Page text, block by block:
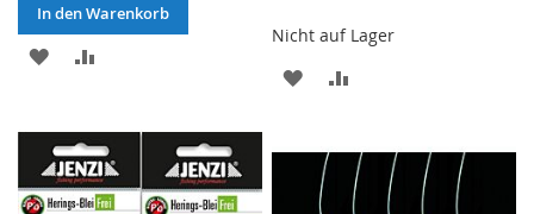
In den Warenkorb
ZUR
HINZUFÜGEN
HINZUFÜGEN
Nicht auf Lager
ZUR
HINZUFÜGEN
HINZUFÜGEN